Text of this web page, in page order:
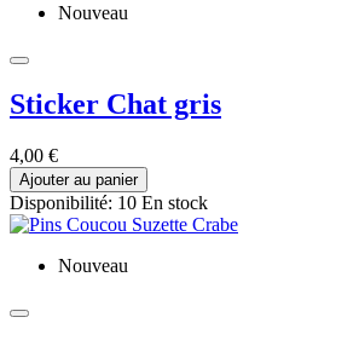
Nouveau
Sticker Chat gris
4,00 €
Ajouter au panier
Disponibilité: 10 En stock
Nouveau